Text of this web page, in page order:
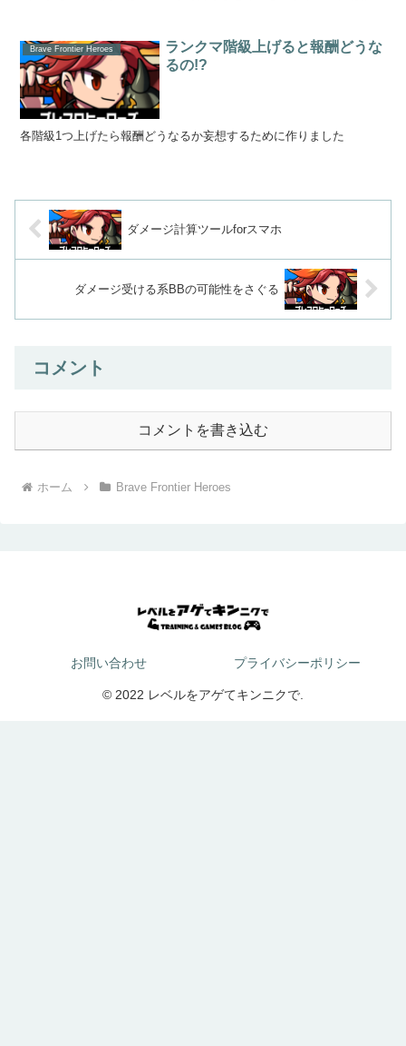
Brave Frontier Heroes
ランクマ階級上げると報酬どうな
るの!?
各階級1つ上げたら報酬どうなるか妄想するために作りました
ダメージ計算ツールforスマホ
ダメージ受ける系BBの可能性をさぐる
コメント
コメントを書き込む
ホーム Brave Frontier Heroes
お問い合わせ プライバシーポリシー
© 2022 レベルをアゲてキンニクで.